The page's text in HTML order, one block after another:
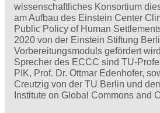
wissenschaftliches Konsortium
am Aufbau des Einstein Center
Public Policy of Human
2020 von der Einstein Stiftung
Vorbereitungsmoduls gefördert
Sprecher des ECCC sind TU-
PIK, Prof. Dr. Ottmar Edenhofer,
Creutzig von der TU Berlin und
Institute on Global Commons and